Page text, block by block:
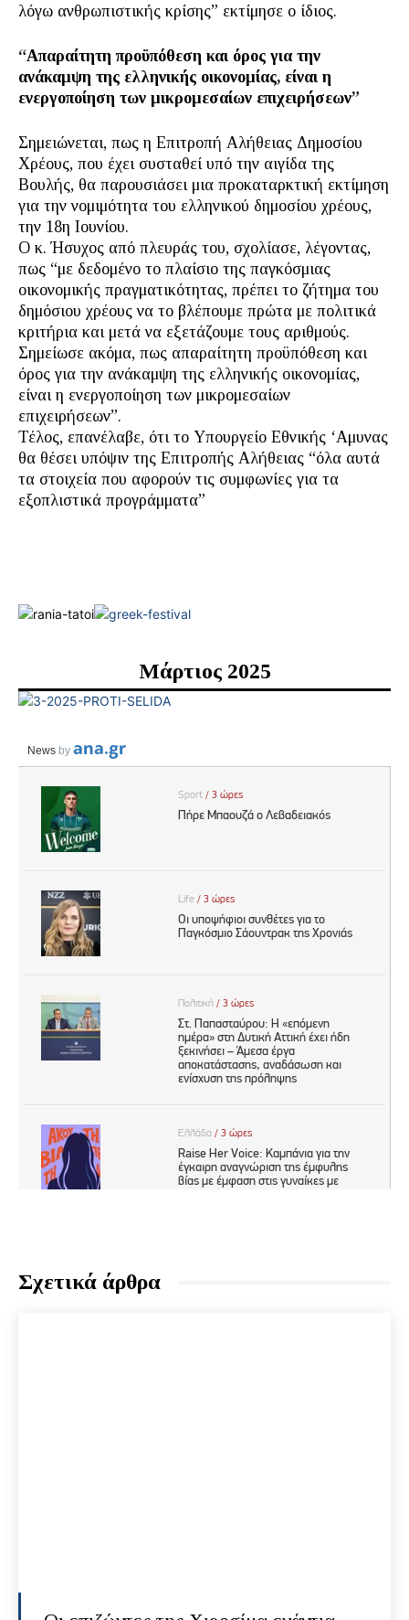
λόγω ανθρωπιστικής κρίσης” εκτίμησε ο ίδιος.
“Απαραίτητη προϋπόθεση και όρος για την
ανάκαμψη της ελληνικής οικονομίας, είναι η
ενεργοποίηση των μικρομεσαίων επιχειρήσεων”
Σημειώνεται, πως η Επιτροπή Αλήθειας Δημοσίου
Χρέους, που έχει συσταθεί υπό την αιγίδα της
Βουλής, θα παρουσιάσει μια προκαταρκτική εκτίμηση
για την νομιμότητα του ελληνικού δημοσίου χρέους,
την 18η Ιουνίου.
Ο κ. Ήσυχος από πλευράς του, σχολίασε, λέγοντας,
πως “με δεδομένο το πλαίσιο της παγκόσμιας
οικονομικής πραγματικότητας, πρέπει το ζήτημα του
δημόσιου χρέους να το βλέπουμε πρώτα με πολιτικά
κριτήρια και μετά να εξετάζουμε τους αριθμούς.
Σημείωσε ακόμα, πως απαραίτητη προϋπόθεση και
όρος για την ανάκαμψη της ελληνικής οικονομίας,
είναι η ενεργοποίηση των μικρομεσαίων
επιχειρήσεων”.
Τέλος, επανέλαβε, ότι το Υπουργείο Εθνικής ‘Αμυνας
θα θέσει υπόψιν της Επιτροπής Αλήθειας “όλα αυτά
τα στοιχεία που αφορούν τις συμφωνίες για τα
εξοπλιστικά προγράμματα”
Μάρτιος 2025
Σχετικά άρθρα